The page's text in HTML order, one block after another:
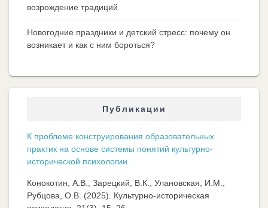
возрождение традиций
Новогодние праздники и детский стресс: почему он
возникает и как с ним бороться?
Публикации
К проблеме конструирования образовательных
практик на основе системы понятий культурно-
исторической психологии
Конокотин, А.В., Зарецкий, В.К., Улановская, И.М.,
Рубцова, О.В. (2025). Культурно-историческая